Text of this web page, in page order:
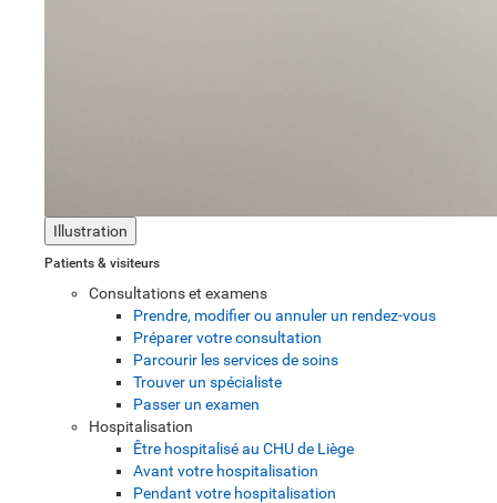
Illustration
Patients & visiteurs
Consultations et examens
Prendre, modifier ou annuler un rendez-vous
Préparer votre consultation
Parcourir les services de soins
Trouver un spécialiste
Passer un examen
Hospitalisation
Être hospitalisé au CHU de Liège
Avant votre hospitalisation
Pendant votre hospitalisation